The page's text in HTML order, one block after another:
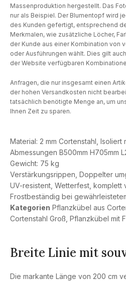
Material: 2 mm Cortenstahl, Isoliert
Abmessungen B500mm H705mm
Gewicht: 75 kg
Verstärkungsrippen, Doppelter
UV-resistent, Wetterfest, komplett
Frostbeständig bei
Kategorien Pflanzkübel aus
Cortenstahl Groß Pflanzkübel mit
Breite Linie mit
Die markante Länge von 200 cm
Massenproduktion hergestellt. Das
nur als Beispiel. Der Blumentopf wird
des Kunden gefertigt, entsprechend
Merkmalen, wie zusätzliche Löcher,
der Kunde aus einer Kombination von
oder Ausführungen wählt. Dies gilt
der Website verfügbaren
Anfragen, die nur insgesamt einen
der hohen Versandkosten nicht
tatsächlich benötigte Menge an, um
Ihnen Zeit zu sparen.